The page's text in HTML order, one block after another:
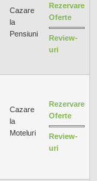
Cazare
la
Pensiuni
Rezervare
Oferte
Review-
uri
Cazare
la
Moteluri
Rezervare
Oferte
Review-
uri